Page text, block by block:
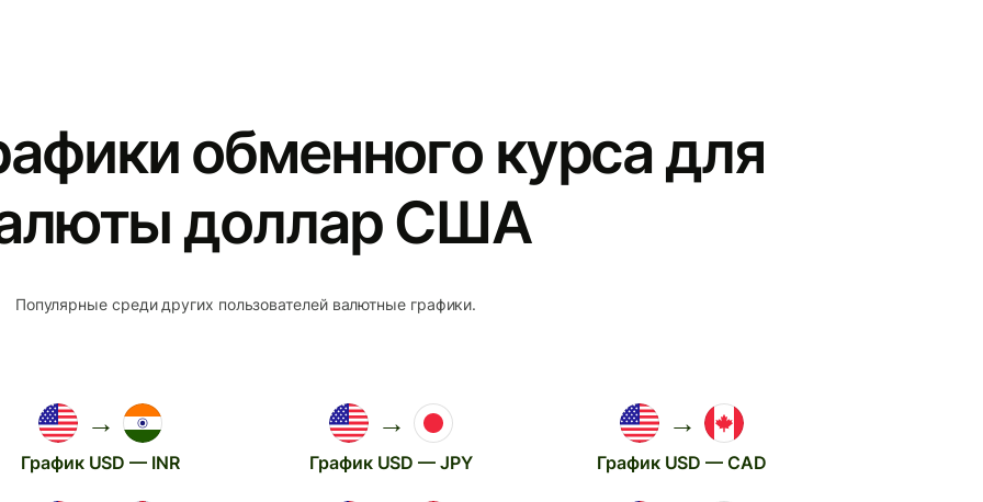
обменного курса для
доллар США
Популярные среди других пользователей валютные графики.
→
График USD — INR
→
График USD — JPY
→
График USD — CAD